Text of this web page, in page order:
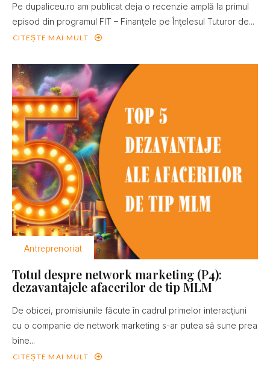
Pe dupaliceu.ro am publicat deja o recenzie amplă la primul
episod din programul FIT – Finanţele pe Înţelesul Tuturor de...
CITEȘTE MAI MULT
Antreprenoriat
Totul despre network marketing (P4):
dezavantajele afacerilor de tip MLM
De obicei, promisiunile făcute în cadrul primelor interacţiuni
cu o companie de network marketing s-ar putea să sune prea
bine...
CITEȘTE MAI MULT